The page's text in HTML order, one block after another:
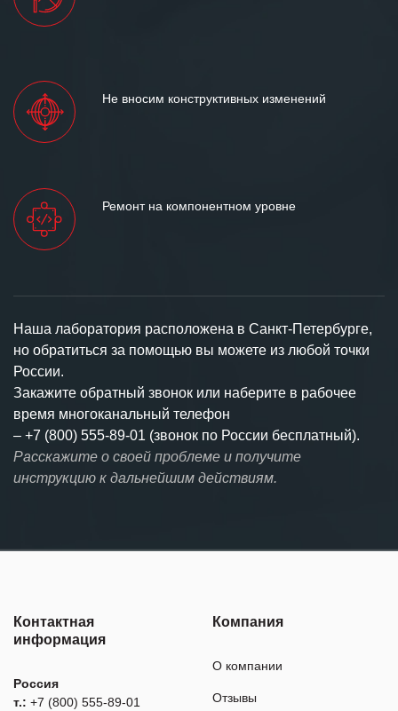
Не вносим конструктивных изменений
Ремонт на компонентном уровне
Наша лаборатория расположена в Санкт-Петербурге,
но обратиться за помощью вы можете из любой точки
России.
Закажите обратный звонок или наберите в рабочее
время многоканальный телефон
– +7 (800) 555-89-01 (звонок по России бесплатный).
Расскажите о своей проблеме и получите
инструкцию к дальнейшим действиям.
Контактная
информация
Россия
т.: +7 (800) 555-89-01
Компания
О компании
Отзывы